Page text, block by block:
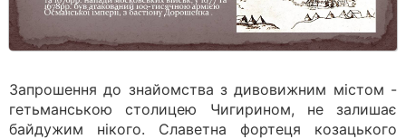
Запрошення до знайомства з дивовижним містом -
гетьманською столицею Чигирином, не залишає
байдужим нікого. Славетна фортеця козацького